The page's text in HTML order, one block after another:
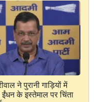
ने पुरानी गाड़ियों में
के इस्तेमाल पर चिंता